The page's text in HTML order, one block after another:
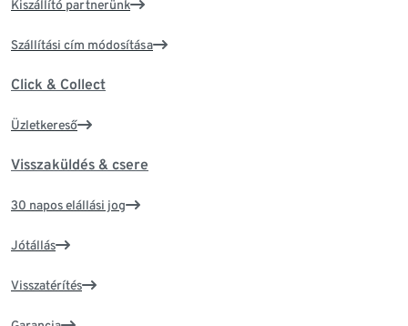
Kiszállító partnerünk
Szállítási cím módosítása
Click & Collect
Üzletkereső
Visszaküldés & csere
30 napos elállási jog
Jótállás
Visszatérítés